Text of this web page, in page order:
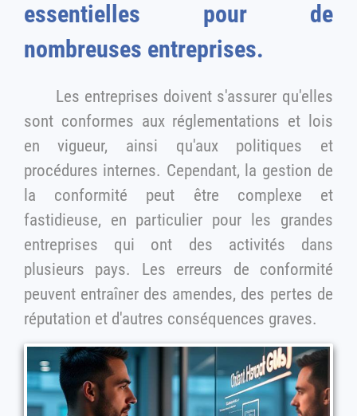
essentielles pour de
nombreuses entreprises.
Les entreprises doivent s'assurer qu'elles
sont conformes aux réglementations et lois
en vigueur, ainsi qu'aux politiques et
procédures internes. Cependant, la gestion de
la conformité peut être complexe et
fastidieuse, en particulier pour les grandes
entreprises qui ont des activités dans
plusieurs pays. Les erreurs de conformité
peuvent entraîner des amendes, des pertes de
réputation et d'autres conséquences graves.